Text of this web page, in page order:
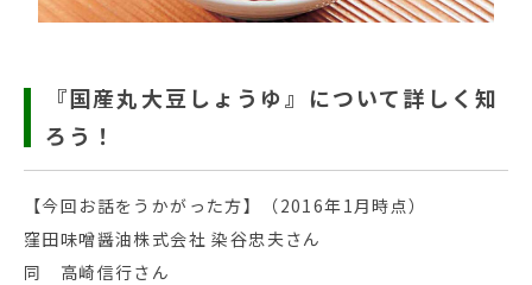
『国産丸大豆しょうゆ』について詳しく知
ろう！
【今回お話をうかがった方】（2016年1月時点）
窪田味噌醤油株式会社 染谷忠夫さん
同 高崎信行さん